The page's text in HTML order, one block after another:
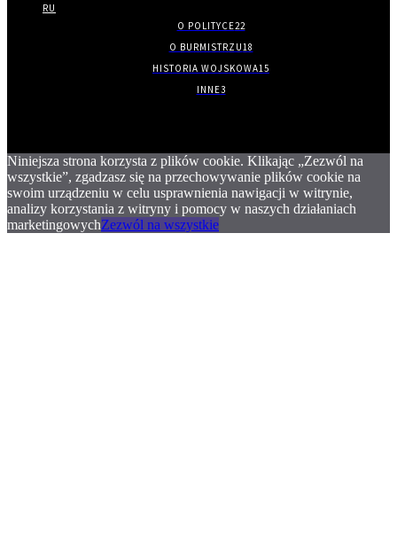
RU
O POLITYCE22
O BURMISTRZU18
HISTORIA WOJSKOWA15
INNE3
Niniejsza strona korzysta z plików cookie. Klikając „Zezwól na
wszystkie”, zgadzasz się na przechowywanie plików cookie na
swoim urządzeniu w celu usprawnienia nawigacji w witrynie,
analizy korzystania z witryny i pomocy w naszych działaniach
marketingowychZezwól na wszystkie